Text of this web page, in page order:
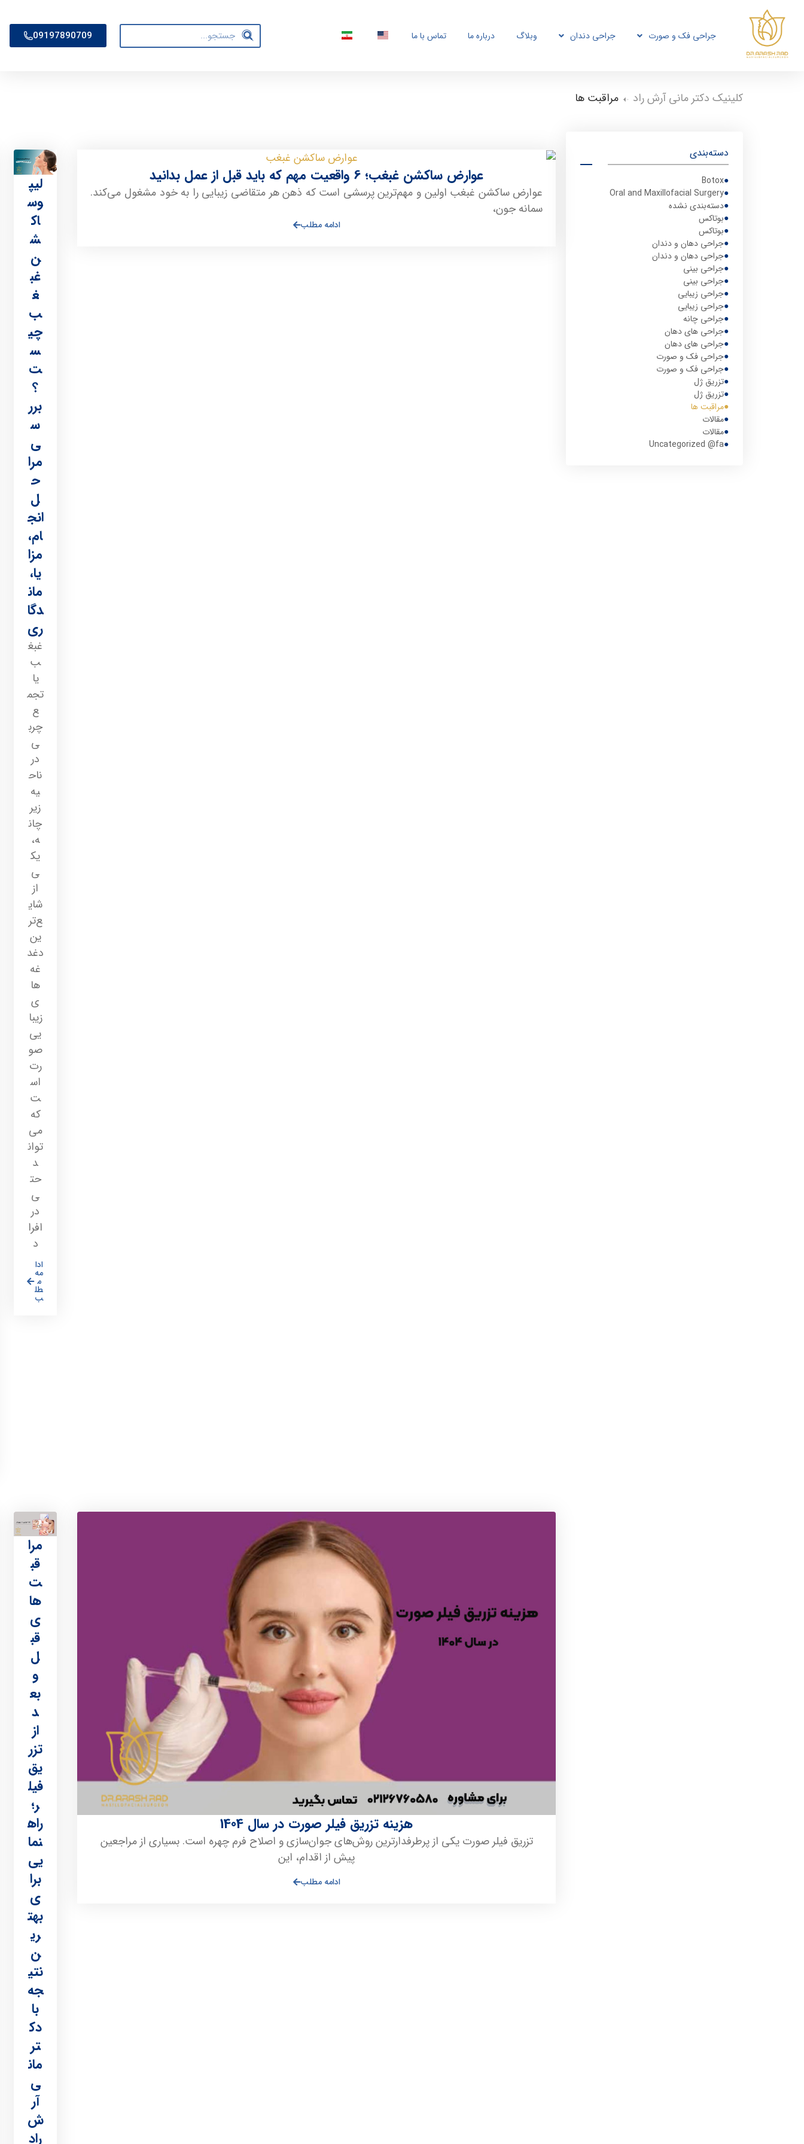
جراحی فک و صورت جراحی دندان وبلاگ درباره ما تماس با ما 09197890709
کلینیک دکتر مانی آرش راد - مراقبت ها
دسته‌بندی
Botox
Oral and Maxillofacial Surgery
دسته‌بندی نشده
بوتاکس
بوتاکس
جراحی دهان و دندان
جراحی دهان و دندان
جراحی بینی
جراحی بینی
جراحی زیبایی
جراحی زیبایی
جراحی چانه
جراحی های دهان
جراحی های دهان
جراحی فک و صورت
جراحی فک و صورت
تزریق ژل
تزریق ژل
مراقبت ها
مقالات
مقالات
Uncategorized @fa
عوارض ساکشن غبغب؛ 6 واقعیت مهم که باید قبل از عمل بدانید
عوارض ساکشن غبغب اولین و مهم‌ترین پرسشی است که ذهن هر متقاضی زیبایی را به خود مشغول می‌کند.
سمانه جون،
ادامه مطلب
لیپ
وس
اک
ش
ن
غب
غ
ب
چی
س
ت
؟
برر
س
ی
مرا
ح
ل
انج
ام،
مزا
یا،
مان
دگا
ری
غبغ
ب
یا
تجم
ع
چرب
ی
در
ناح
یه
زیر
چان
ه،
یک
ی
از
شای
ع‌تر
ین
دغد
غه‌
ها
ی
زیبا
یی
صو
رت
اس
ت
که
می‌
توان
د
حت
ی
در
افرا
د
ادا
مه
م
طل
ب
هزینه تزریق فیلر صورت در سال 1404
تزریق فیلر صورت یکی از پرطرفدارترین روش‌های جوان‌سازی و اصلاح فرم چهره است. بسیاری از مراجعین
پیش از اقدام، این
ادامه مطلب
مرا
قب
ت‌
ها
ی
قب
ل
و
بع
د
از
تزر
یق
فیل
ر؛
راه
نما
یی
برا
ی
بهت
ری
ن
نتی
جه
با
دک
تر
مان
ی
آر
ش‌
راد